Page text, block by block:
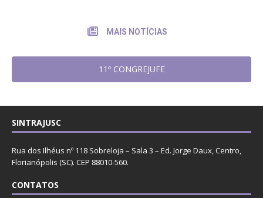
MAIS NOTÍCIAS
11º CONGREJUFE
SINTRAJUSC
Rua dos Ilhéus nº 118 Sobreloja – Sala 3 – Ed. Jorge Daux, Centro,
Florianópolis (SC). CEP 88010-560.
CONTATOS